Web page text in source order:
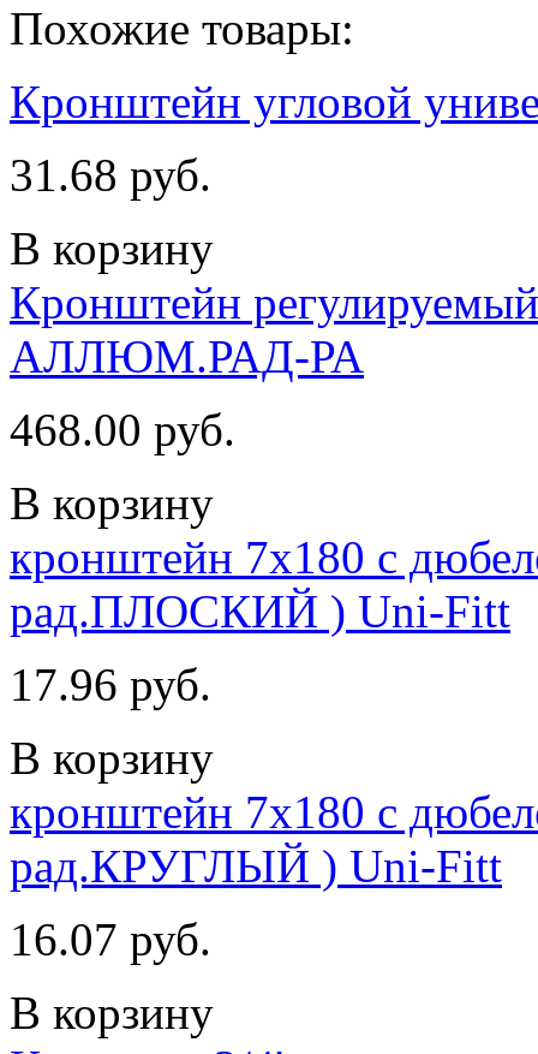
Похожие товары:
Кронштейн угловой
31.68 руб.
В корзину
Кронштейн
АЛЛЮМ.РАД-РА
468.00 руб.
В корзину
кронштейн 7х180 с
рад.ПЛОСКИЙ ) Uni-Fitt
17.96 руб.
В корзину
кронштейн 7х180 с
рад.КРУГЛЫЙ ) Uni-Fitt
16.07 руб.
В корзину